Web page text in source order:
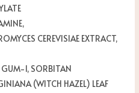
CEREVISIAE EXTRACT,
1, SORBITAN
(WITCH HAZEL) LEAF